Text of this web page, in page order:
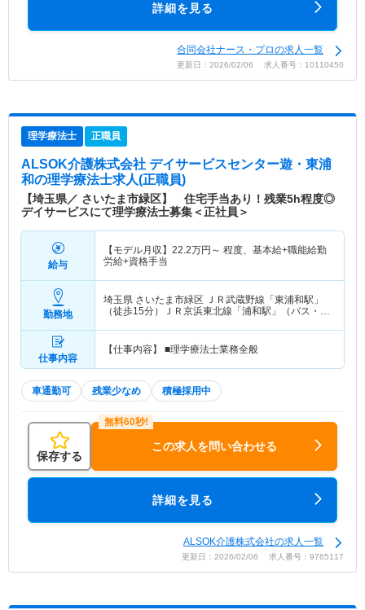
詳細を見る
合同会社ナース・プロの求人一覧
更新日：2026/02/06 求人番号：10110450
理学療法士 正職員
ALSOK介護株式会社 デイサービスセンター遊・東浦
和の理学療法士求人(正職員)
【埼玉県／ さいたま市緑区】 住宅手当あり！残業5h程度◎
デイサービスにて理学療法士募集＜正社員＞
給与
【モデル月収】 22.2万円～ 程度、基本給+職能給勤
労給+資格手当
勤務地
埼玉県 さいたま市緑区 ＪＲ武蔵野線「東浦和駅」
（徒歩15分）ＪＲ京浜東北線「浦和駅」（バス・車
仕事内容
【仕事内容】 ■理学療法士業務全般
車通勤可 残業少なめ 積極採用中
保存する
この求人を問い合わせる
詳細を見る
ALSOK介護株式会社の求人一覧
更新日：2026/02/06 求人番号：9765117